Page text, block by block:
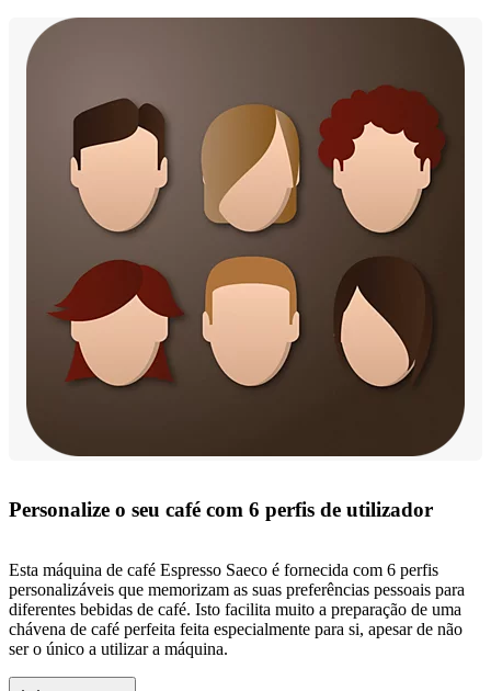
Personalize o seu café com 6 perfis de utilizador
Esta máquina de café Espresso Saeco é fornecida com 6 perfis
personalizáveis que memorizam as suas preferências pessoais para
diferentes bebidas de café. Isto facilita muito a preparação de uma
chávena de café perfeita feita especialmente para si, apesar de não
ser o único a utilizar a máquina.